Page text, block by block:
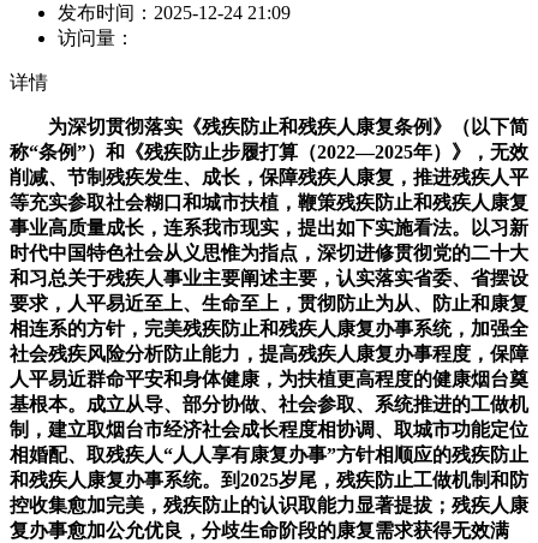
发布时间： 2025-12-24 21:09
访问量：
详情
为深切贯彻落实《残疾防止和残疾人康复条例》（以下简
称“条例”）和《残疾防止步履打算（2022—2025年）》，无效
削减、节制残疾发生、成长，保障残疾人康复，推进残疾人平
等充实参取社会糊口和城市扶植，鞭策残疾防止和残疾人康复
事业高质量成长，连系我市现实，提出如下实施看法。以习新
时代中国特色社会从义思惟为指点，深切进修贯彻党的二十大
和习总关于残疾人事业主要阐述主要，认实落实省委、省摆设
要求，人平易近至上、生命至上，贯彻防止为从、防止和康复
相连系的方针，完美残疾防止和残疾人康复办事系统，加强全
社会残疾风险分析防止能力，提高残疾人康复办事程度，保障
人平易近群命平安和身体健康，为扶植更高程度的健康烟台奠
基根本。成立从导、部分协做、社会参取、系统推进的工做机
制，建立取烟台市经济社会成长程度相协调、取城市功能定位
相婚配、取残疾人“人人享有康复办事”方针相顺应的残疾防止
和残疾人康复办事系统。到2025岁尾，残疾防止工做机制和防
控收集愈加完美，残疾防止的认识取能力显著提拔；残疾人康
复办事愈加公允优良，分歧生命阶段的康复需求获得无效满